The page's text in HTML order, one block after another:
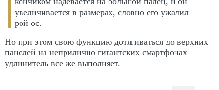
увеличивается в размерах, словно его ужалил
рой ос.
Но при этом свою функцию дотягиваться до верхних
панелей на неприлично гигантских смартфонах
удлинитель все же выполняет.